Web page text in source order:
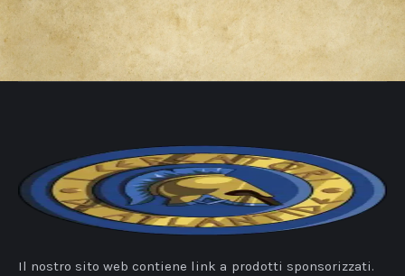
Il nostro sito web contiene link a prodotti sponsorizzati.